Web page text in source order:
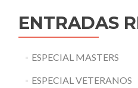
ENTRADAS
ESPECIAL MASTERS
ESPECIAL VETERANOS